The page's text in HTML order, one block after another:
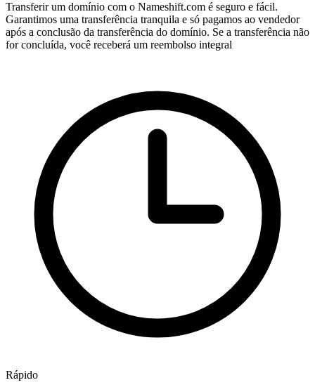
Transferir um domínio com o Nameshift.com é seguro e fácil.
Garantimos uma transferência tranquila e só pagamos ao vendedor
após a conclusão da transferência do domínio. Se a transferência não
for concluída, você receberá um reembolso integral
Rápido